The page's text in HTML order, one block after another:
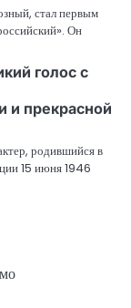
стал первым
Он
голос с
и прекрасной
родившийся в
15 июня 1946